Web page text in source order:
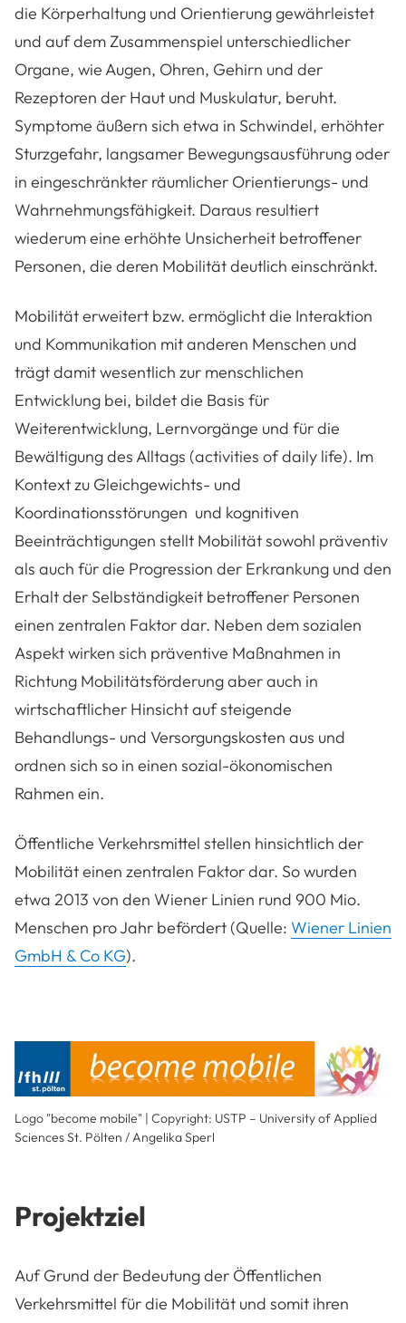
die Körperhaltung und Orientierung gewährleistet
und auf dem Zusammenspiel unterschiedlicher
Organe, wie Augen, Ohren, Gehirn und der
Rezeptoren der Haut und Muskulatur, beruht.
Symptome äußern sich etwa in Schwindel, erhöhter
Sturzgefahr, langsamer Bewegungsausführung oder
in eingeschränkter räumlicher Orientierungs- und
Wahrnehmungsfähigkeit. Daraus resultiert
wiederum eine erhöhte Unsicherheit betroffener
Personen, die deren Mobilität deutlich einschränkt.
Mobilität erweitert bzw. ermöglicht die Interaktion
und Kommunikation mit anderen Menschen und
trägt damit wesentlich zur menschlichen
Entwicklung bei, bildet die Basis für
Weiterentwicklung, Lernvorgänge und für die
Bewältigung des Alltags (activities of daily life). Im
Kontext zu Gleichgewichts- und
Koordinationsstörungen und kognitiven
Beeinträchtigungen stellt Mobilität sowohl präventiv
als auch für die Progression der Erkrankung und den
Erhalt der Selbständigkeit betroffener Personen
einen zentralen Faktor dar. Neben dem sozialen
Aspekt wirken sich präventive Maßnahmen in
Richtung Mobilitätsförderung aber auch in
wirtschaftlicher Hinsicht auf steigende
Behandlungs- und Versorgungskosten aus und
ordnen sich so in einen sozial-ökonomischen
Rahmen ein.
Öffentliche Verkehrsmittel stellen hinsichtlich der
Mobilität einen zentralen Faktor dar. So wurden
etwa 2013 von den Wiener Linien rund 900 Mio.
Menschen pro Jahr befördert (Quelle: Wiener Linien
GmbH & Co KG).
Logo "become mobile" | Copyright: USTP – University of Applied
Sciences St. Pölten / Angelika Sperl
Projektziel
Auf Grund der Bedeutung der Öffentlichen
Verkehrsmittel für die Mobilität und somit ihren